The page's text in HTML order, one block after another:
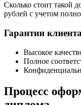
Сколько стоит такой
рублей с учетом
Гарантии
Высокое
Полное
Процесс